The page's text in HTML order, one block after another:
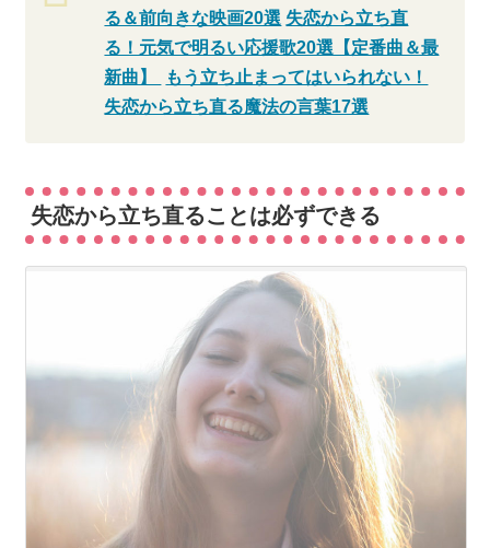
る＆前向きな映画20選 失恋から立ち直
る！元気で明るい応援歌20選【定番曲＆最
新曲】
もう立ち止まってはいられない！
失恋から立ち直る魔法の言葉17選
失恋から立ち直ることは必ずできる